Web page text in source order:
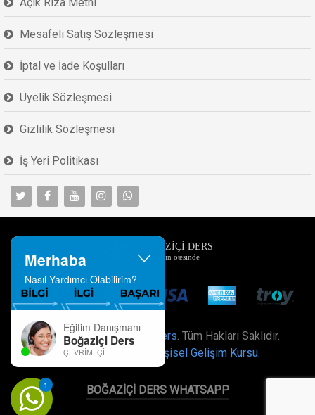
Mesafeli Satış Sözleşmesi
İptal ve İade Koşulları
Üyelik Sözleşmesi
Gizlilik Sözleşmesi
İş Yeri Politikası
Developed byBoğaziçi Ders . Tüm Hakları Saklıdır.
Özel Boğaziçi Ders Kişisel Gelişim Kursu.
BOĞAZIÇI DERS WHATSAPP
1
Merhaba
Nasıl Yardımcı Olabilirim?
Eğitim Danışmanı
Boğaziçi Ders
ÇEVRIM İÇI